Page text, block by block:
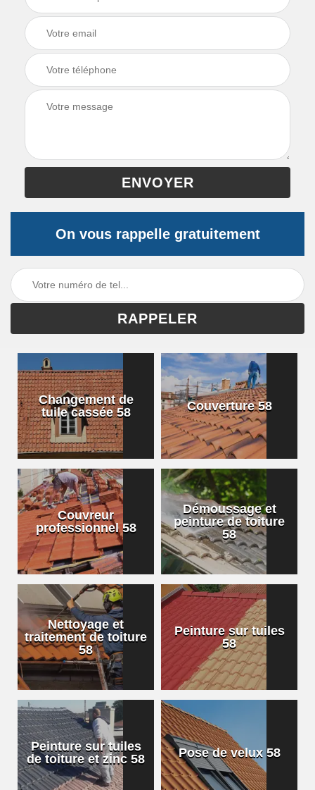
On vous rappelle gratuitement
Changement de
tuile cassée 58
Couverture 58
Couvreur
professionnel 58
Démoussage et
peinture de toiture
58
Nettoyage et
traitement de toiture
58
Peinture sur tuiles
58
Peinture sur tuiles
de toiture et zinc 58
Pose de velux 58